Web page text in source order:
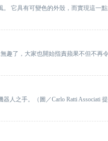
它具有可變色的外殼，而實現這一
趣了，大家也開始指責蘋果不但不再
之手。（圖／Carlo Ratti Associati 提